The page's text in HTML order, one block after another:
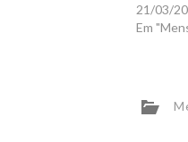
21/03/
Em